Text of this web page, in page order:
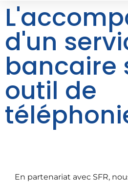
d'un
bancaire
outil de
En partenariat avec SFR,